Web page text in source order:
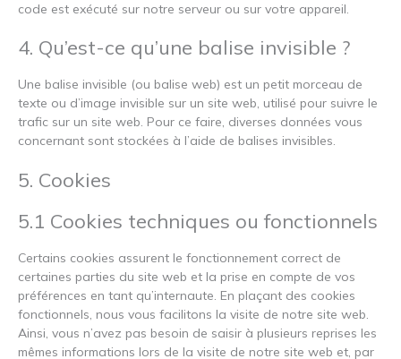
code est exécuté sur notre serveur ou sur votre appareil.
4. Qu’est-ce qu’une balise invisible ?
Une balise invisible (ou balise web) est un petit morceau de
texte ou d’image invisible sur un site web, utilisé pour suivre le
trafic sur un site web. Pour ce faire, diverses données vous
concernant sont stockées à l’aide de balises invisibles.
5. Cookies
5.1 Cookies techniques ou fonctionnels
Certains cookies assurent le fonctionnement correct de
certaines parties du site web et la prise en compte de vos
préférences en tant qu’internaute. En plaçant des cookies
fonctionnels, nous vous facilitons la visite de notre site web.
Ainsi, vous n’avez pas besoin de saisir à plusieurs reprises les
mêmes informations lors de la visite de notre site web et, par